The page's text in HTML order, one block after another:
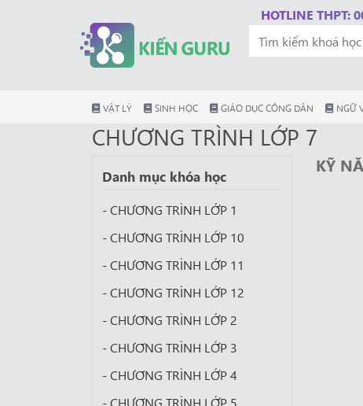
HOTLINE THPT:
VẬT LÝ SINH HỌC GIÁO DỤC CÔNG DÂN NGỮ
CHƯƠNG TRÌNH LỚP 7
Danh mục khóa học
- CHƯƠNG TRÌNH LỚP 1
- CHƯƠNG TRÌNH LỚP 10
- CHƯƠNG TRÌNH LỚP 11
- CHƯƠNG TRÌNH LỚP 12
- CHƯƠNG TRÌNH LỚP 2
- CHƯƠNG TRÌNH LỚP 3
- CHƯƠNG TRÌNH LỚP 4
- CHƯƠNG TRÌNH LỚP 5
KỸ